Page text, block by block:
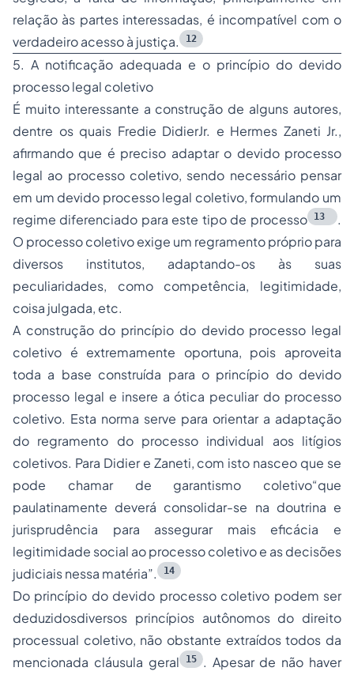
relação às partes interessadas, é incompatível com o
verdadeiro acesso à justiça.
12
5. A notificação adequada e o princípio do devido
processo legal coletivo
É muito interessante a construção de alguns autores,
dentre os quais Fredie DidierJr. e Hermes Zaneti Jr.,
afirmando que é preciso adaptar o devido processo
legal ao processo coletivo, sendo necessário pensar
em um devido processo legal coletivo, formulando um
regime diferenciado para este tipo de processo
13
.
O processo coletivo exige um regramento próprio para
diversos institutos, adaptando-os às suas
peculiaridades, como competência, legitimidade,
coisa julgada, etc.
A construção do princípio do devido processo legal
coletivo é extremamente oportuna, pois aproveita
toda a base construída para o princípio do devido
processo legal e insere a ótica peculiar do processo
coletivo. Esta norma serve para orientar a adaptação
do regramento do processo individual aos litígios
coletivos. Para Didier e Zaneti, com isto nasceo que se
pode chamar de garantismo coletivo“que
paulatinamente deverá consolidar-se na doutrina e
jurisprudência para assegurar mais eficácia e
legitimidade social ao processo coletivo e as decisões
judiciais nessa matéria”.
14
Do princípio do devido processo coletivo podem ser
deduzidosdiversos princípios autônomos do direito
processual coletivo, não obstante extraídos todos da
mencionada cláusula geral
15 . Apesar de não haver